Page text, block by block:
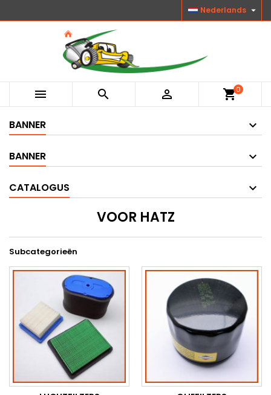
Nederlands 
   shopping_cart0
BANNER
BANNER
CATALOGUS
VOOR HATZ
Subcategorieën